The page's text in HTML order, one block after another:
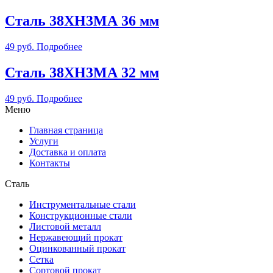
Сталь 38ХН3МА 36 мм
49 руб. Подробнее
Сталь 38ХН3МА 32 мм
49 руб. Подробнее
Меню
Главная страница
Услуги
Доставка и оплата
Контакты
Сталь
Инструментальные стали
Конструкционные стали
Листовой металл
Нержавеющий прокат
Оцинкованный прокат
Сетка
Сортовой прокат